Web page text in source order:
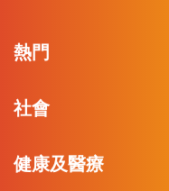
熱門
社會
健康及醫療